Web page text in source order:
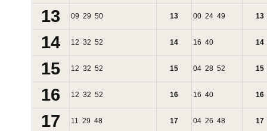
13 09 29 50 13 00 24 49 13
14 12 32 52 14 16 40 14
15 12 32 52 15 04 28 52 15
16 12 32 52 16 16 40 16
17 11 29 48 17 04 26 48 17